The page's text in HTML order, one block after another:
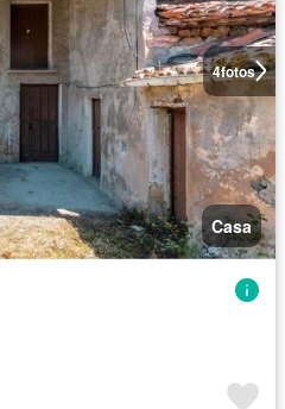
4fotos
Casa